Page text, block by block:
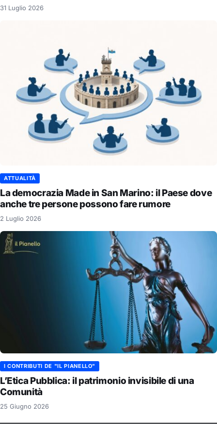
31 Luglio 2026
ATTUALITÀ
La democrazia Made in San Marino: il Paese dove
anche tre persone possono fare rumore
2 Luglio 2026
I CONTRIBUTI DE "IL PIANELLO"
L’Etica Pubblica: il patrimonio invisibile di una
Comunità
25 Giugno 2026